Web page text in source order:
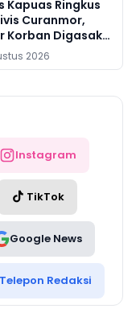
Kapuas Ringkus
Curanmor,
Korban Digasak
2026
Instagram
TikTok
Google News
Telepon Redaksi